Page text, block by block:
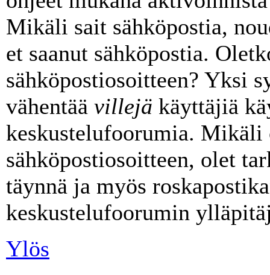
Mikäli sait sähköpostia,
et saanut sähköpostia.
sähköpostiosoitteen? Yksi
vähentää villejä käyttäjiä
keskustelufoorumia.
sähköpostiosoitteen, olet
täynnä ja myös
keskustelufoorumin
Ylös